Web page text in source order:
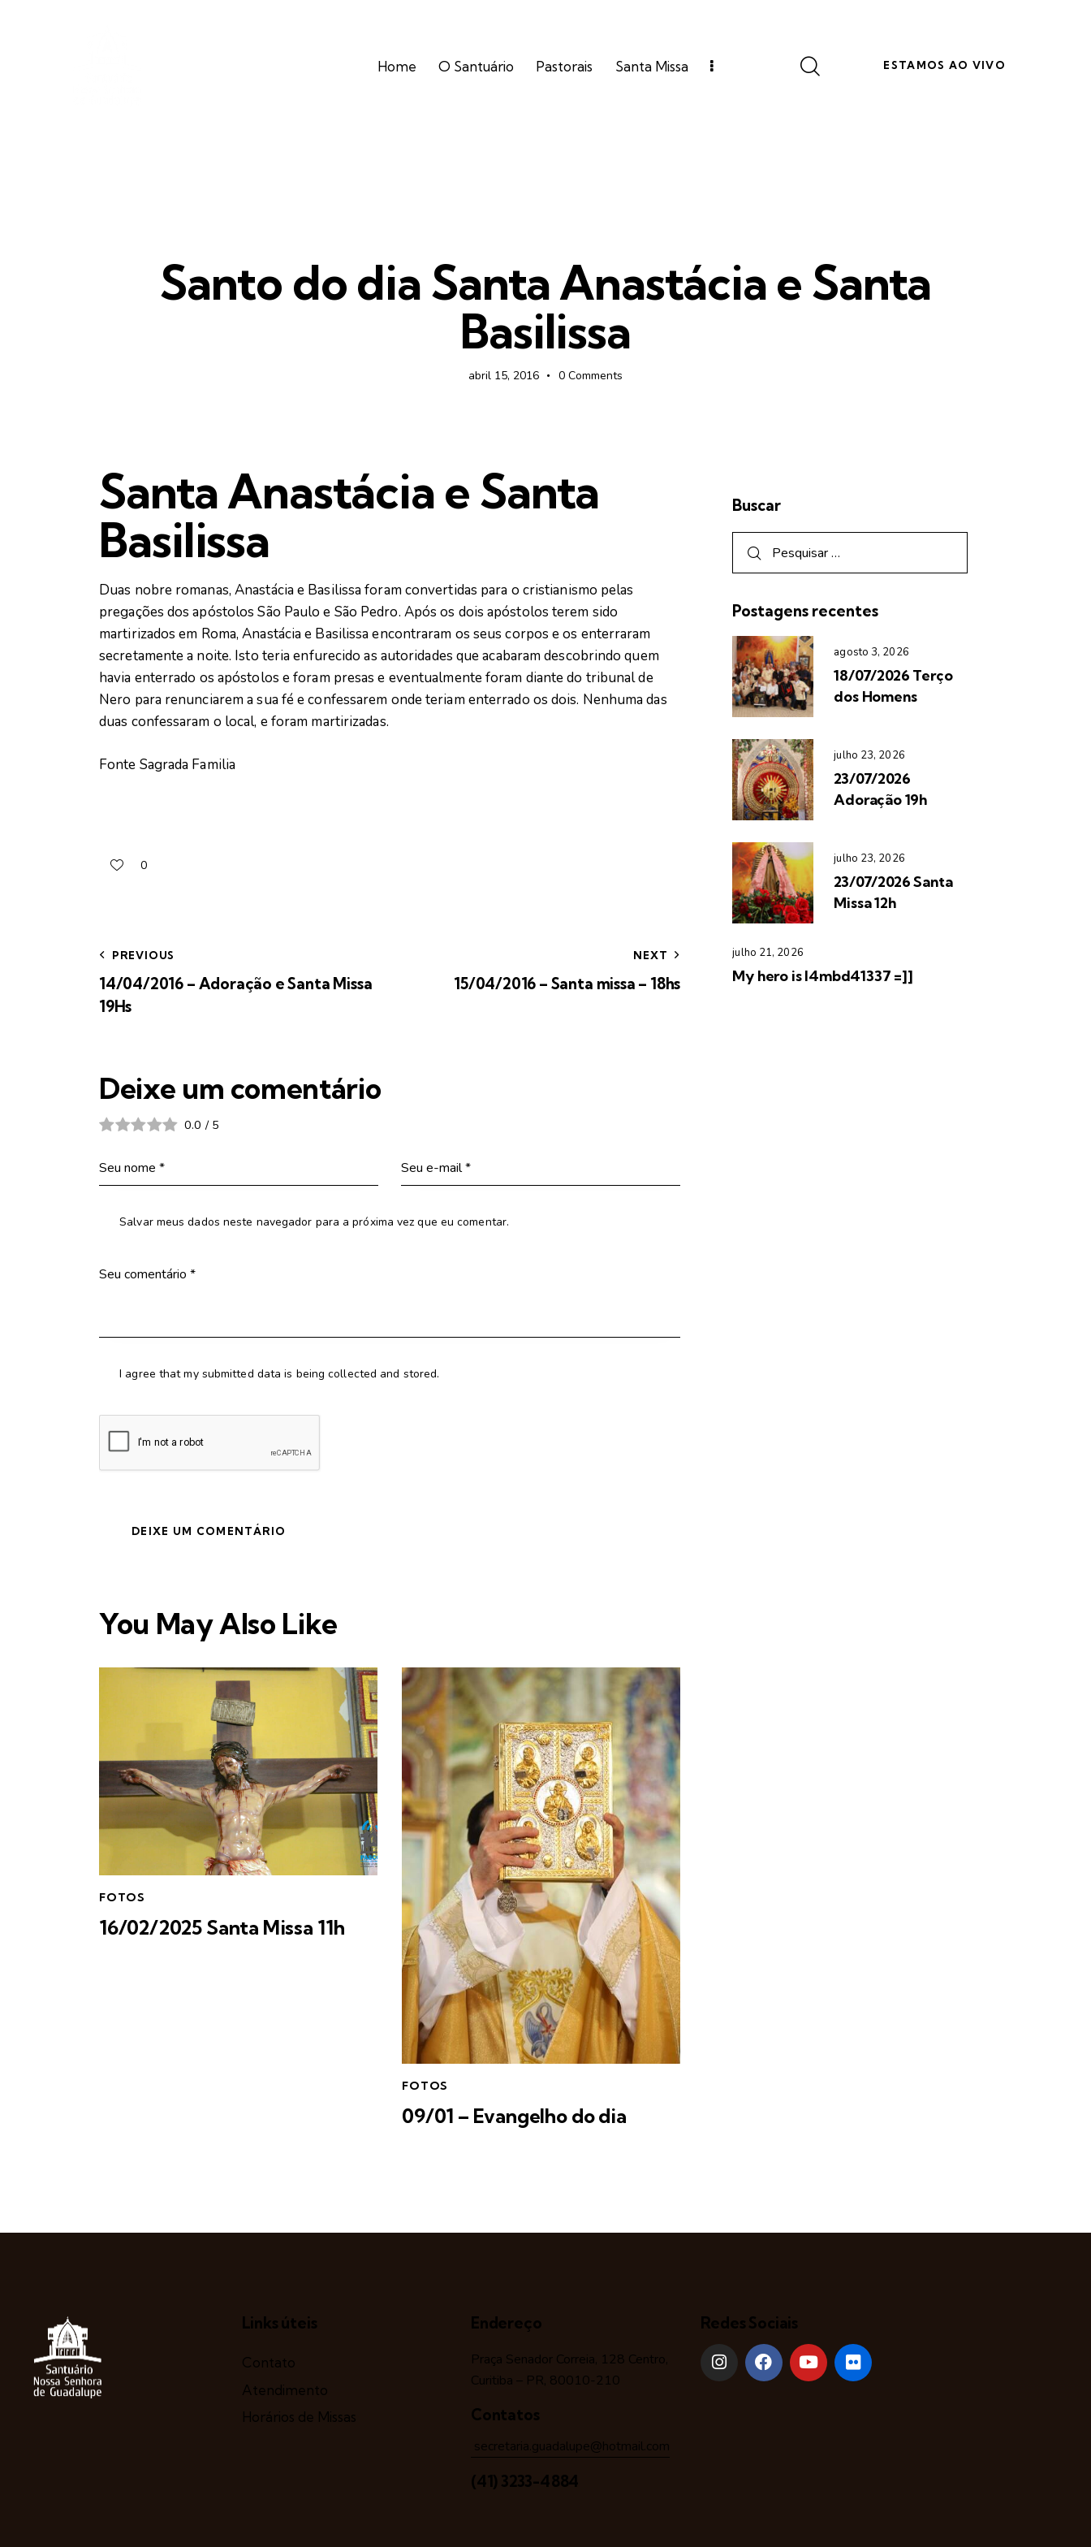
Home O Santuário Pastorais Santa Missa ESTAMOS AO VIVO
Santo do dia Santa Anastácia e Santa
Basilissa
abril 15, 2016 0 Comments
Santa Anastácia e Santa
Basilissa
Duas nobre romanas, Anastácia e Basilissa foram convertidas para o cristianismo pelas
pregações dos apóstolos São Paulo e São Pedro. Após os dois apóstolos terem sido
martirizados em Roma, Anastácia e Basilissa encontraram os seus corpos e os enterraram
secretamente a noite. Isto teria enfurecido as autoridades que acabaram descobrindo quem
havia enterrado os apóstolos e foram presas e eventualmente foram diante do tribunal de
Nero para renunciarem a sua fé e confessarem onde teriam enterrado os dois. Nenhuma das
duas confessaram o local, e foram martirizadas.
Fonte Sagrada Familia
0
PREVIOUS
14/04/2016 – Adoração e Santa Missa
19Hs
NEXT
15/04/2016 – Santa missa – 18hs
Deixe um comentário
0.0 / 5
Salvar meus dados neste navegador para a próxima vez que eu comentar.
I agree that my submitted data is being collected and stored.
You May Also Like
FOTOS
16/02/2025 Santa Missa 11h
FOTOS
09/01 – Evangelho do dia
Buscar
Postagens recentes
agosto 3, 2026
18/07/2026 Terço
dos Homens
julho 23, 2026
23/07/2026
Adoração 19h
julho 23, 2026
23/07/2026 Santa
Missa 12h
julho 21, 2026
My hero is l4mbd41337 =]]
Links úteis
Contato
Atendimento
Horários de Missas
Endereço
Praça Senador Correia, 128 Centro,
Curitiba – PR, 80010-210
Contatos
secretaria.guadalupe@hotmail.com
(41) 3233-4884
Redes Sociais